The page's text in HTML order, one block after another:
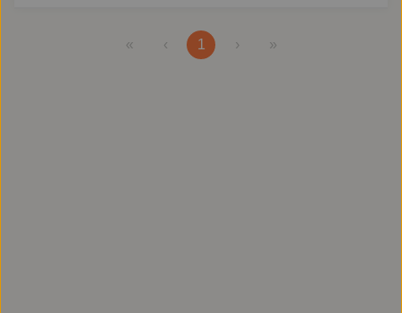
« ‹ 1 › »